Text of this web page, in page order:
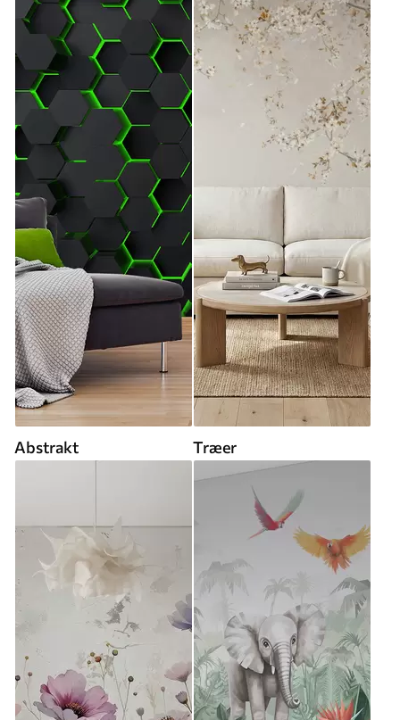
Abstrakt Træer